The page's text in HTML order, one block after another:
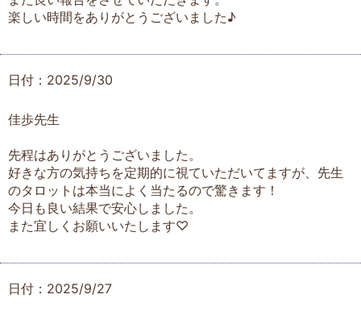
楽しい時間をありがとうございました♪
日付：2025/9/30
佳歩先生
先程はありがとうございました。
好きな方の気持ちを定期的に視ていただいてますが、先生
のタロットは本当によく当たるので驚きます！
今日も良い結果で安心しました。
また宜しくお願いいたします♡
日付：2025/9/27